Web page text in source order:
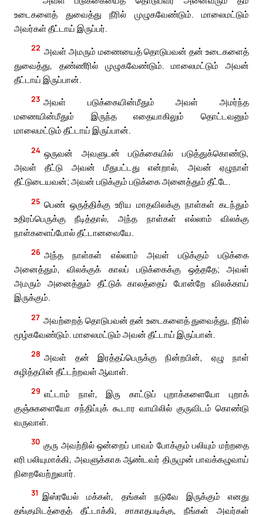
உடைகளைத் துவைத்து நீரில் முழுகவேண்டும். மாலைமட்டும்
அவர்கள் தீட்டாய் இருப்பர்.
22 அவள் அமரும் மணையைத் தொடுபவன் தன் உடைகளைத்
துவைத்து, தண்ணீரில் முழுகவேண்டும். மாலைமட்டும் அவன்
தீட்டாய் இருப்பான்.
23 அவள் படுக்கையின்மீதும் அவள் அமர்ந்த
மணையின்மீதும் இருந்த எதையாகிலும் தொட்டவனும்
மாலைமட்டும் தீட்டாய் இருப்பான்.
24 ஒருவன் அவளுடன் படுக்கையில் படுத்துக்கொண்டு,
அவள் தீட்டு அவன் மீதுபட்டது என்றால், அவன் ஏழுநாள்
தீட்டுடையவன்; அவன் படுக்கும் படுக்கை அனைத்தும் தீட்டே.
25 பெண் ஒருத்திக்கு உரிய மாதவிலக்கு நாள்கள் கடந்தும்
உதிரப்பெருக்கு நீடித்தால், அந்த நாள்கள் எல்லாம் விலக்கு
நாள்களைப்போல் தீட்டானவையே.
26 அந்த நாள்கள் எல்லாம் அவள் படுக்கும் படுக்கை
அனைத்தும், விலக்குக் காலப் படுக்கைக்கு ஒத்ததே; அவள்
அமரும் அனைத்தும் தீட்டுக் காலத்தைப் போன்றே விலக்காய்
இருக்கும்.
27 அவற்றைத் தொடுபவன் தன் உடைகளைத் துவைத்து, நீரில்
மூழ்கவேண்டும். மாலைமட்டும் அவன் தீட்டாய் இருப்பான்.
28 அவள் தன் இரத்தப்பெருக்கு நின்றபின், ஏழு நாள்
கழித்தபின் தீட்டற்றவள் ஆவாள்.
29 எட்டாம் நாள், இரு காட்டுப் புறாக்களையோ புறாக்
குஞ்சுகளையோ சந்திப்புக் கூடார வாயிலில் குருவிடம் கொண்டு
வருவாள்.
30 குரு அவற்றில் ஒன்றைப் பாவம் போக்கும் பலியும் மற்றதை
எரி பலியுமாக்கி, அவளுக்காக ஆண்டவர் திருமுன் பாவக்கழுவாய்
நிறைவேற்றுவார்.
31 இஸ்ரயேல் மக்கள், தங்கள் நடுவே இருக்கும் எனது
தங்குமிடத்தைத் தீட்டாக்கி, சாகாதபடிக்கு, நீங்கள் அவர்கள்